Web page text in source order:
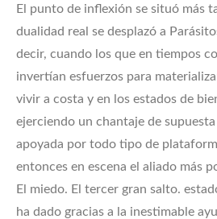
El punto de inflexión se situó más
dualidad real se desplazó a
decir, cuando los que en tiempos
invertían esfuerzos para
vivir a costa y en los estados de
ejerciendo un chantaje de
apoyada por todo tipo de
entonces en escena el aliado más
El miedo. El tercer gran salto.
ha dado gracias a la inestimable